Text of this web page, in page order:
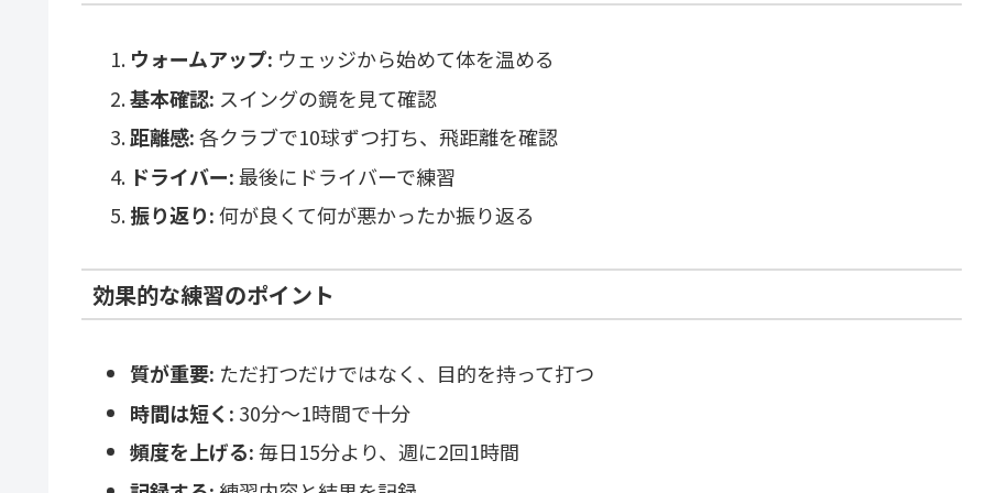
ウォームアップ: ウェッジから始めて体を温める
基本確認: スイングの鏡を見て確認
距離感:各クラブで10球ずつ打ち、飛距離を確認
ドライバー:最後にドライバーで練習
振り返り:何が良くて何が悪かったか振り返る
効果的な練習のポイント
質が重要: ただ打つだけではなく、目的を持って打つ
時間は短く: 30分〜1時間で十分
頻度を上げる:毎日15分より、週に2回1時間